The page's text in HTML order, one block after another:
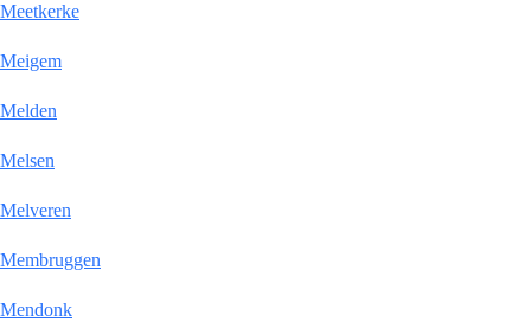
Meetkerke
Meigem
Melden
Melsen
Melveren
Membruggen
Mendonk